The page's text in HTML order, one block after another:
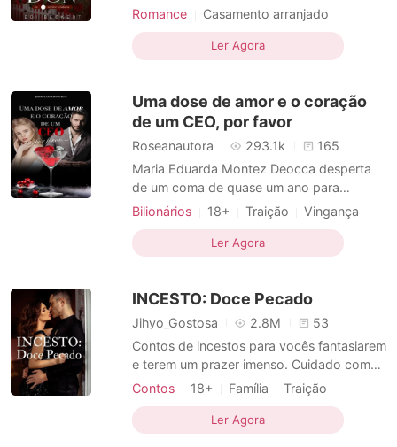
sexo explícito e cenas fortes que podem
se negar ao casamento. Porém, já assumiu
escolher uma virg
Romance
Casamento arranjado
Amor forçado
Máfia
Playboy
Paixão / Erótica
Ler Agora
Uma dose de amor e o coração
de um CEO, por favor
Roseanautora 293.1k
165
Maria Eduarda Montez Deocca desperta
de um coma de quase um ano para
descobrir que foi abandonada por todos
surpreender o marido, a quem dedicou sua
vida, se depara com uma chocante
enganada por ele e sua melhor amiga, uma
das p
Bilionários 18+ Traição
Vingança
CEO
Encantadora
Paixão / Erótica
Arrogante / Dominante
Ler Agora
INCESTO: Doce Pecado
Jihyo_Gostosa 2.8M
53
Contos de incestos para vocês fantasiarem
e terem um prazer imenso. Cuidado com
suas calcinhas ou cuecas. Aproveitem e
não terem problemas com as mãos. Obs:
Quem não curte contos de incestos, eu
Contos 18+ Família
Traição
Relacionamento secreto
Homossexual
Gênios
Sortuda Paixão / Erótica
Ler Agora